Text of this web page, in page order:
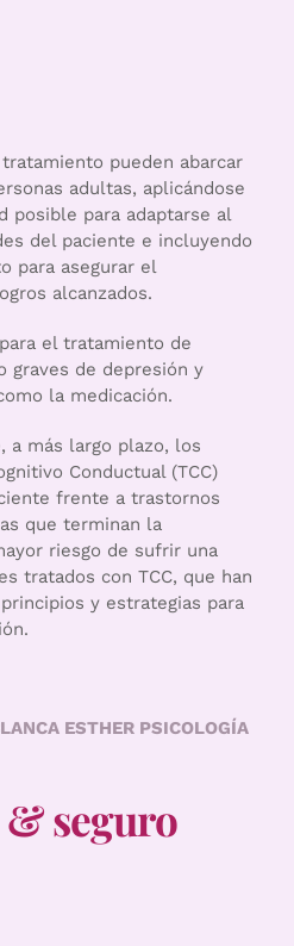
pueden abarcar
adultas, aplicándose
posible para adaptarse al
del paciente e incluyendo
para asegurar el
alcanzados.
el tratamiento de
graves de depresión y
la medicación.
a más largo plazo, los
Conductual (TCC)
frente a trastornos
que terminan la
riesgo de sufrir una
tratados con TCC, que han
y estrategias para
ESTHER PSICOLOGÍA
seguro